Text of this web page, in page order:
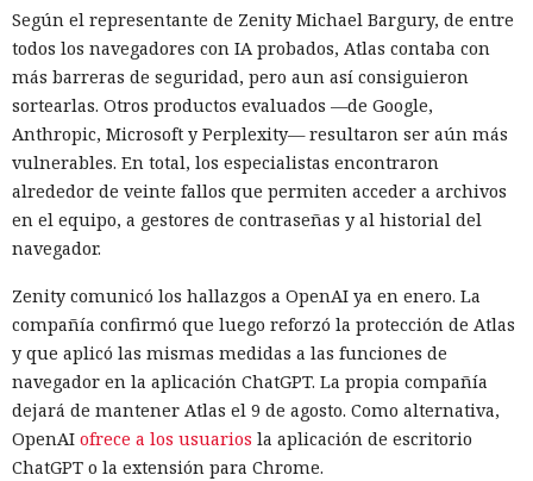
Según el representante de Zenity Michael Bargury, de entre
todos los navegadores con IA probados, Atlas contaba con
más barreras de seguridad, pero aun así consiguieron
sortearlas. Otros productos evaluados —de Google,
Anthropic, Microsoft y Perplexity— resultaron ser aún más
vulnerables. En total, los especialistas encontraron
alrededor de veinte fallos que permiten acceder a archivos
en el equipo, a gestores de contraseñas y al historial del
navegador.
Zenity comunicó los hallazgos a OpenAI ya en enero. La
compañía confirmó que luego reforzó la protección de Atlas
y que aplicó las mismas medidas a las funciones de
navegador en la aplicación ChatGPT. La propia compañía
dejará de mantener Atlas el 9 de agosto. Como alternativa,
OpenAI ofrece a los usuarios la aplicación de escritorio
ChatGPT o la extensión para Chrome.